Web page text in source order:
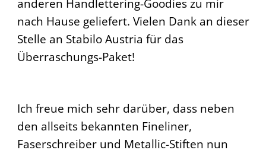
anderen Handlettering-Goodies zu mir
nach Hause geliefert. Vielen Dank an dieser
Stelle an Stabilo Austria für das
Überraschungs-Paket!
Ich freue mich sehr darüber, dass neben
den allseits bekannten Fineliner,
Faserschreiber und Metallic-Stiften nun